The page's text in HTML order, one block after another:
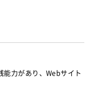
力があり、Webサイト